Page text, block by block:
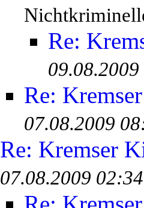
Re:
Re:
07.08.2009
Re: Kremser
07.08.2009 02:34